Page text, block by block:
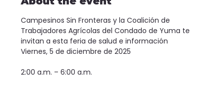
Campesinos Sin Fronteras y la Coalición de
Trabajadores Agrícolas del Condado de Yuma te
invitan a esta feria de salud e información
Viernes, 5 de diciembre de 2025
2:00 a.m. – 6:00 a.m.